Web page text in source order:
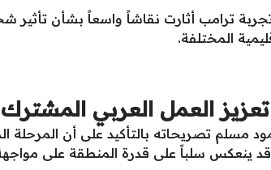
ترامب أثارت نقاشاً واسعاً بشأن تأثير
المختلفة.
العمل العربي المشترك
مسلم تصريحاته بالتأكيد على أن المرحلة
قد ينعكس سلباً على قدرة المنطقة على مواجهة